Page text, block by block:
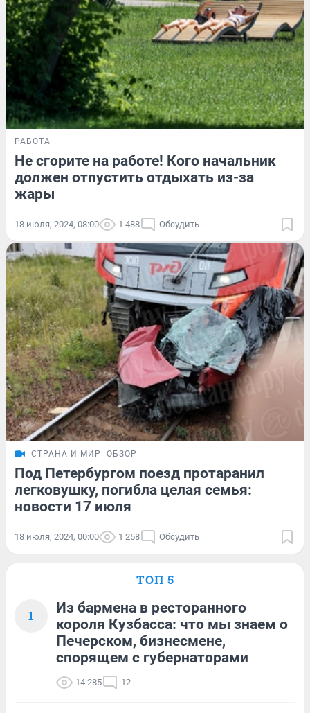
РАБОТА
Не сгорите на работе! Кого начальник
должен отпустить отдыхать из-за
жары
18 июля, 2024, 08:00 1 488 Обсудить
СТРАНА И МИР ОБЗОР
Под Петербургом поезд протаранил
легковушку, погибла целая семья:
новости 17 июля
18 июля, 2024, 00:00 1 258 Обсудить
ТОП 5
1
Из бармена в ресторанного
короля Кузбасса: что мы знаем о
Печерском, бизнесмене,
спорящем с губернаторами
14 285 12